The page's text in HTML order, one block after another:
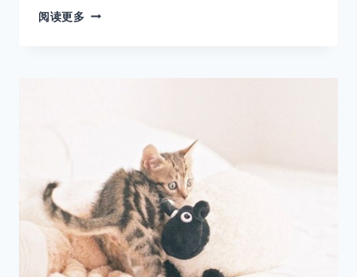
阅读更多 [10383]